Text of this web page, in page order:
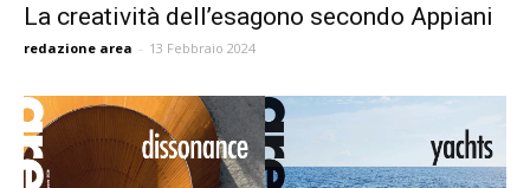
La creatività dell’esagono secondo Appiani
redazione area - 13 Febbraio 2024